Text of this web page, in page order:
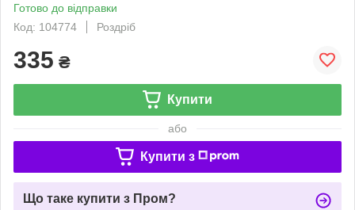
Готово до відправки
Код: 104774
Роздріб
335 ₴
Купити
або
Купити з
Що таке купити з Пром?